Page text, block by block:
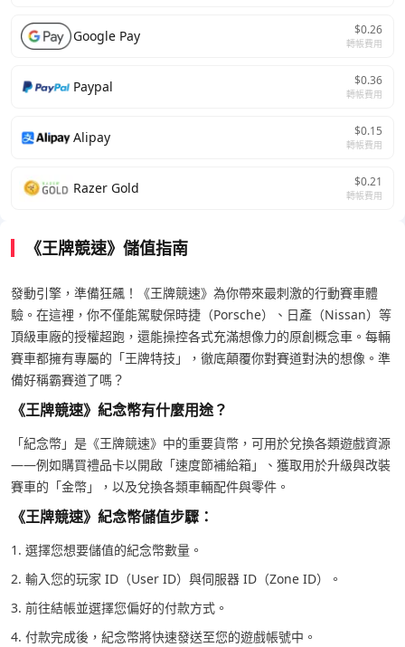
Google Pay $0.26
轉帳費用
Paypal $0.36
轉帳費用
Alipay $0.15
轉帳費用
Razer Gold $0.21
轉帳費用
《王牌競速》儲值指南
發動引擎，準備狂飆！《王牌競速》為你帶來最刺激的行動賽車體
驗。在這裡，你不僅能駕駛保時捷（Porsche）、日產（Nissan）等
頂級車廠的授權超跑，還能操控各式充滿想像力的原創概念車。每輛
賽車都擁有專屬的「王牌特技」，徹底顛覆你對賽道對決的想像。準
備好稱霸賽道了嗎？
《王牌競速》紀念幣有什麼用途？
「紀念幣」是《王牌競速》中的重要貨幣，可用於兌換各類遊戲資源
——例如購買禮品卡以開啟「速度節補給箱」、獲取用於升級與改裝
賽車的「金幣」，以及兌換各類車輛配件與零件。
《王牌競速》紀念幣儲值步驟：
1. 選擇您想要儲值的紀念幣數量。
2. 輸入您的玩家 ID（User ID）與伺服器 ID（Zone ID）。
3. 前往結帳並選擇您偏好的付款方式。
4. 付款完成後，紀念幣將快速發送至您的遊戲帳號中。